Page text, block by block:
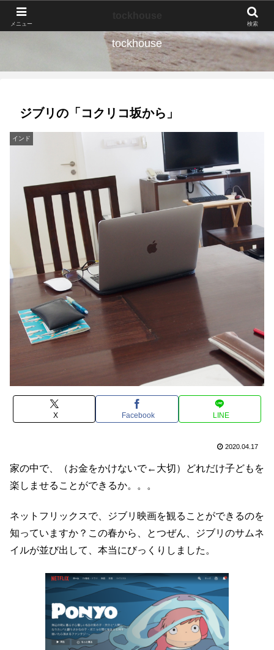
tockhouse
ジブリの「コクリコ坂から」
インド
X Facebook LINE
2020.04.17
家の中で、（お金をかけないで←大切）どれだけ子どもを
楽しませることができるか。。。
ネットフリックスで、ジブリ映画を観ることができるのを
知っていますか？この春から、とつぜん、ジブリのサムネ
イルが並び出して、本当にびっくりしました。
メニュー 検索